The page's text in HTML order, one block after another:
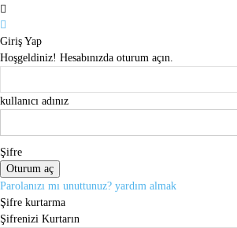
Giriş Yap
Hoşgeldiniz! Hesabınızda oturum açın.
kullanıcı adınız
Şifre
Parolanızı mı unuttunuz? yardım almak
Şifre kurtarma
Şifrenizi Kurtarın